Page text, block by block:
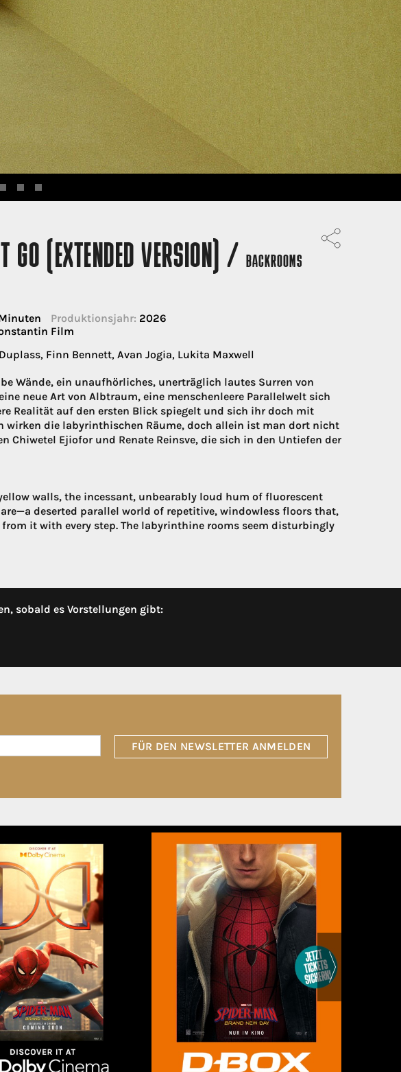
GO (EXTENDED VERSION) /BACKROOMS
Produktionsjahr: 2026
Film
Finn Bennett, Avan Jogia, Lukita Maxwell
Wände, ein unaufhörliches, unerträglich lautes Surren von
neue Art von Albtraum, eine menschenleere Parallelwelt sich
Realität auf den ersten Blick spiegelt und sich ihr doch mit
wirken die labyrinthischen Räume, doch allein ist man dort nicht
Chiwetel Ejiofor und Renate Reinsve, die sich in den Untiefen der
walls, the incessant, unbearably loud hum of fluorescent
deserted parallel world of repetitive, windowless floors that,
it with every step. The labyrinthine rooms seem disturbingly
sobald es Vorstellungen gibt:
FÜR DEN NEWSLETTER ANMELDEN